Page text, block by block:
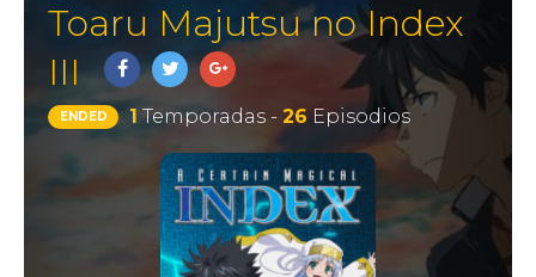
Toaru Majutsu no Index
III
ENDED 1Temporadas - 26Episodios